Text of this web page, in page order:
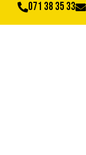
071 38 35 33